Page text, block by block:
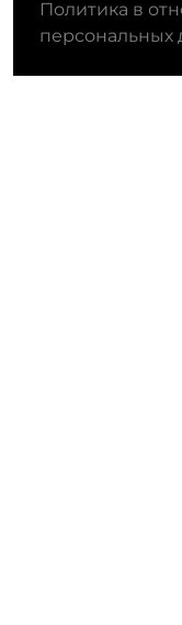
Политика в
персональных